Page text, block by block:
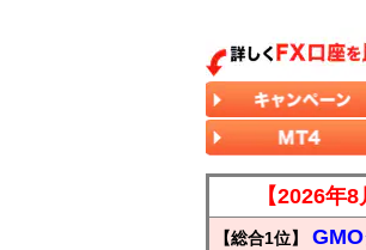
【2026年
【総合1位】